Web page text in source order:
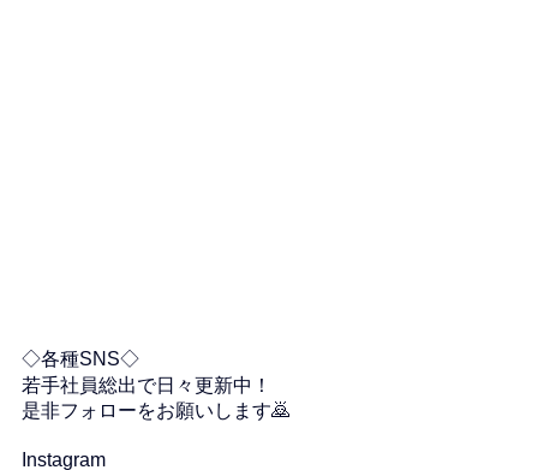
◇各種SNS◇
若手社員総出で日々更新中！
是非フォローをお願いします🙇
Instagram